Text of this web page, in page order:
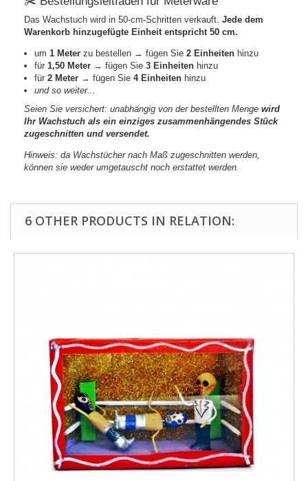
Das Wachstuch wird in 50-cm-Schritten verkauft. Jede dem
Warenkorb hinzugefügte Einheit entspricht 50 cm.
um 1 Meter zu bestellen → fügen Sie 2 Einheiten hinzu
für 1,50 Meter → fügen Sie 3 Einheiten hinzu
für 2 Meter → fügen Sie 4 Einheiten hinzu
und so weiter...
Seien Sie versichert: unabhängig von der bestellten Menge wird
Ihr Wachstuch als ein einziges zusammenhängendes Stück
zugeschnitten und versendet.
Hinweis: da Wachstücher nach Maß zugeschnitten werden,
können sie weder umgetauscht noch erstattet werden.
6 OTHER PRODUCTS IN RELATION: